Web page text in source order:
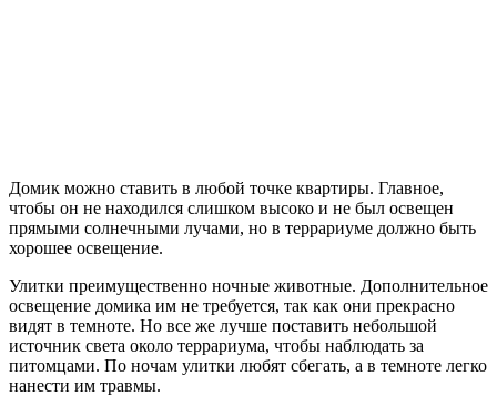
Домик можно ставить в любой точке квартиры. Главное,
чтобы он не находился слишком высоко и не был освещен
прямыми солнечными лучами, но в террариуме должно быть
хорошее освещение.
Улитки преимущественно ночные животные. Дополнительное
освещение домика им не требуется, так как они прекрасно
видят в темноте. Но все же лучше поставить небольшой
источник света около террариума, чтобы наблюдать за
питомцами. По ночам улитки любят сбегать, а в темноте легко
нанести им травмы.